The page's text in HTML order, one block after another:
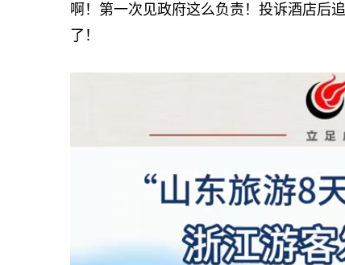
啊！第一次见政府这么负责！投诉酒店后
了！